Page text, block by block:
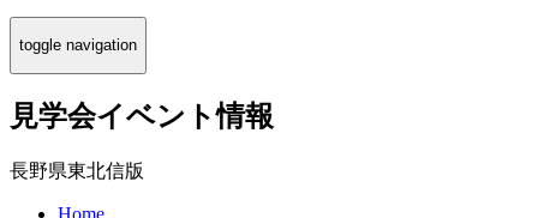
toggle navigation
見学会イベント情報
長野県東北信版